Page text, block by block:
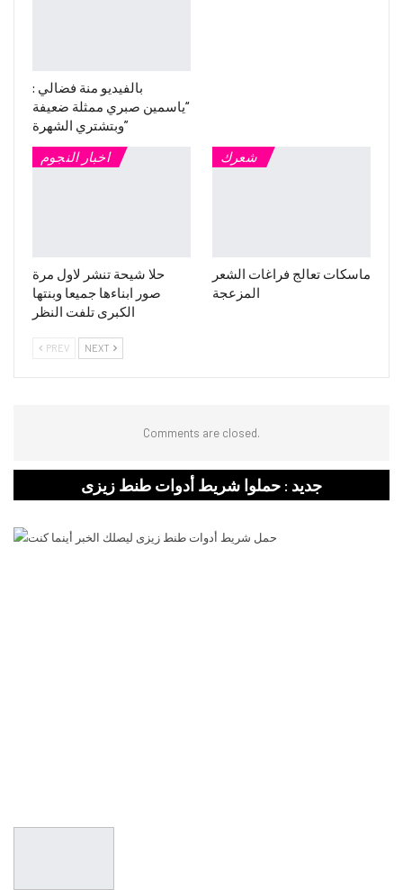
بالفيديو منة فضالي :
“ياسمين صبري ممثلة ضعيفة
وبتشتري الشهرة”
اخبار النجوم
حلا شيحة تنشر لاول مرة
صور ابناءها جميعا وبنتها
الكبرى تلفت النظر
شعرك
ماسكات تعالج فراغات الشعر
المزعجة
PREV NEXT
Comments are closed.
جديد : حملوا شريط أدوات طنط زيزى